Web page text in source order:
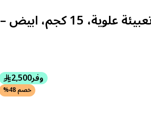
غسالة ال جي انفرتر تعبيئة علوية، 15 كجم، ابيض –
وفر2,500
خصم 48%